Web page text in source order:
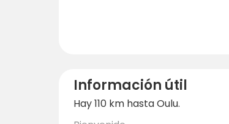
Información útil
Hay 110 km hasta Oulu.